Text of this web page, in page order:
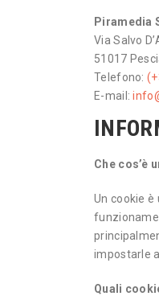
Piramedia
Via Salvo
51017
Telefono:
E-mail:
Che cos’è
Un cookie
impostarle
Quali